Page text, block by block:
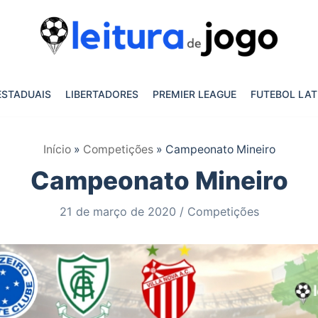
LIBERTADORES PREMIER LEAGUE FUTEBOL
Início» Competições» Campeonato Mineiro
Campeonato Mineiro
21 de março de 2020 Competições